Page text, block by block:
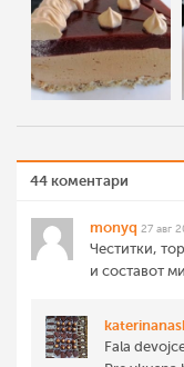
44 коментари
monyq 27 авг
Честитки,
и составот
Fala